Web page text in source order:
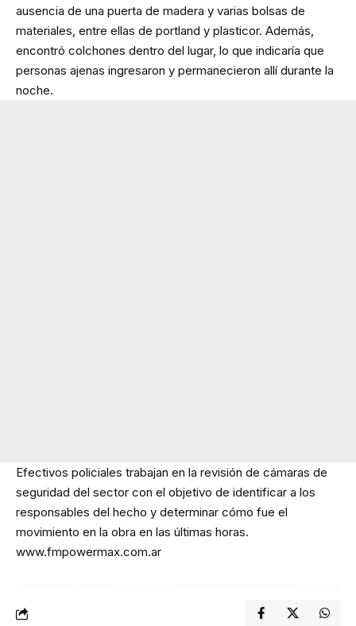
ausencia de una puerta de madera y varias bolsas de
materiales, entre ellas de portland y plasticor. Además,
encontró colchones dentro del lugar, lo que indicaría que
personas ajenas ingresaron y permanecieron allí durante la
noche.
Efectivos policiales trabajan en la revisión de cámaras de
seguridad del sector con el objetivo de identificar a los
responsables del hecho y determinar cómo fue el
movimiento en la obra en las últimas horas.
www.fmpowermax.com.ar